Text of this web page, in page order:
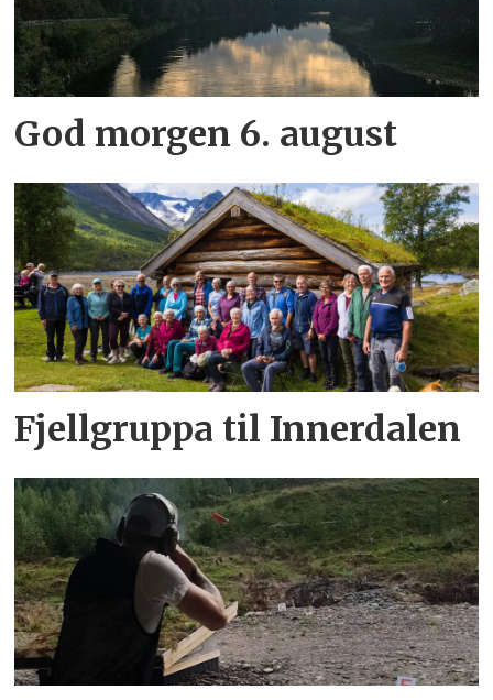
God morgen 6. august
Fjellgruppa til Innerdalen